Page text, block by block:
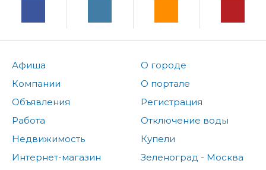
Афиша
Компании
Объявления
Работа
Недвижимость
Интернет-магазин
О городе
О портале
Регистрация
Отключение воды
Купели
Зеленоград - Москва